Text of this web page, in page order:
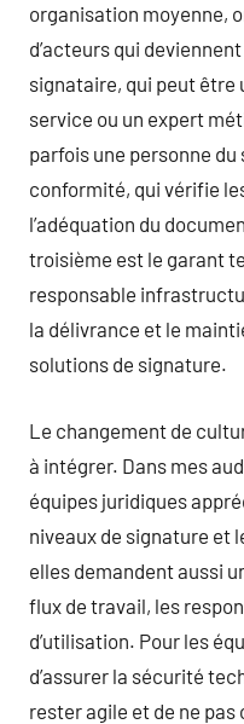
organisation moyenne,
d’acteurs qui
signataire, qui peut être
service ou un expert
parfois une personne
conformité, qui vérifie
l’adéquation du
troisième est le garant
responsable
la délivrance et le
solutions de signature.
Le changement de
à intégrer. Dans mes
équipes juridiques
niveaux de signature et
elles demandent aussi
flux de travail, les
d’utilisation. Pour les
d’assurer la sécurité
rester agile et de ne